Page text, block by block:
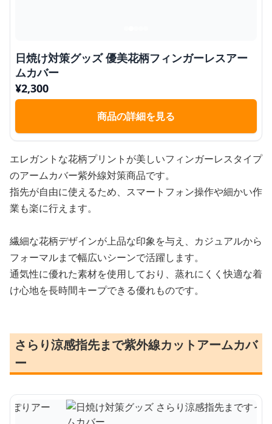
日焼け対策グッズ 優美花柄フィンガーレスアー
ムカバー
¥2,300
商品の詳細を見る
エレガントな花柄プリントが美しいフィンガーレスタイプ
のアームカバー紫外線対策商品です。
指先が自由に使えるため、スマートフォン操作や細かい作
業も楽に行えます。
繊細な花柄デザインが上品な印象を与え、カジュアルから
フォーマルまで幅広いシーンで活躍します。
通気性に優れた素材を使用しており、蒸れにくく快適な着
け心地を長時間キープできる優れものです。
さらり涼感指先まで紫外線カットアームカバ
ー